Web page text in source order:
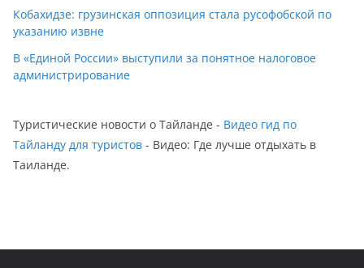
Кобахидзе: грузинская оппозиция стала русофобской по
указанию извне
В «Единой России» выступили за понятное налоговое
администрирование
Туристические новости о Тайланде - Видео гид по
Тайланду для туристов - Видео: Где лучше отдыхать в
Таиланде.